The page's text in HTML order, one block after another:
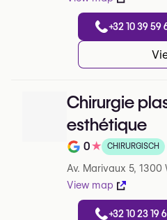
+32 10 39 59
Chirurgie
esthétique
Note de 0 sur 5 sur
0★ CHIRURGISCH
Av. Marivaux 5, 1300
View map
+32 10 23 19